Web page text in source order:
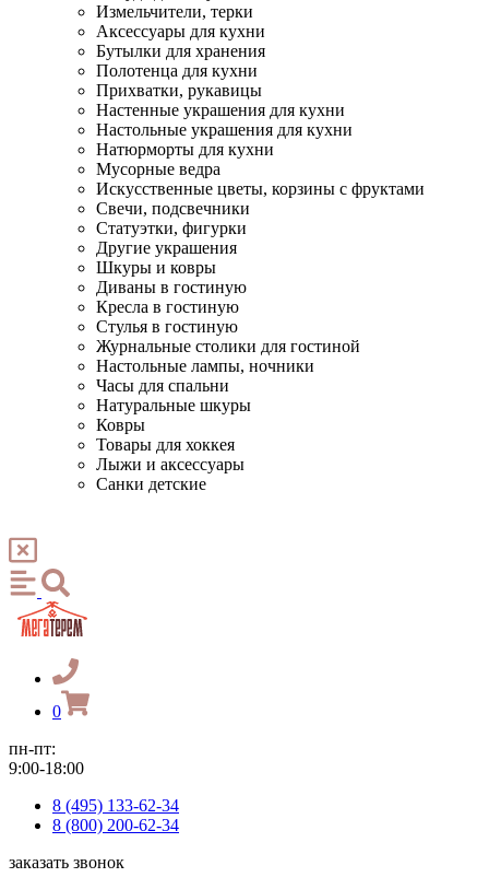
Измельчители, терки
Аксессуары для кухни
Бутылки для хранения
Полотенца для кухни
Прихватки, рукавицы
Настенные украшения для кухни
Настольные украшения для кухни
Натюрморты для кухни
Мусорные ведра
Искусственные цветы, корзины с фруктами
Свечи, подсвечники
Статуэтки, фигурки
Другие украшения
Шкуры и ковры
Диваны в гостиную
Кресла в гостиную
Стулья в гостиную
Журнальные столики для гостиной
Настольные лампы, ночники
Часы для спальни
Натуральные шкуры
Ковры
Товары для хоккея
Лыжи и аксессуары
Санки детские
0
пн-пт:
9:00-18:00
8 (495) 133-62-34
8 (800) 200-62-34
заказать звонок